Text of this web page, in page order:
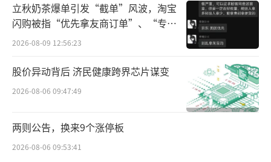
第三，谏策咨询总经理刘圣松指出，茅台
价格的回涨是市场信心的回归。经销商与终端
烟酒店看到茅台长期的价值不会发生变化，对
茅台价格波动的反应由紧张变为放松。
有终端烟酒店老板告诉微酒记者，商务宴
请与商务活动茅台还是首选，茅台价格的涨跌
对实际需求的消费者影响不大，因此我们不惧
茅台价格的波动。
立秋奶茶爆单引发“截单”风波，淘宝
闪购被指“优先拿友商订单”、“专挑
贵的拿”
2026-08-09 12:56:23
股价异动背后 济民健康跨界芯片谋变
2026-08-06 09:47:49
两则公告，换来9个涨停板
2026-08-06 09:53:41